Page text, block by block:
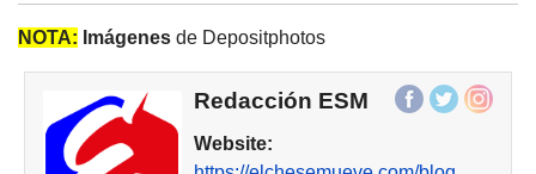
NOTA: Imágenes de Depositphotos
Redacción ESM
Website: